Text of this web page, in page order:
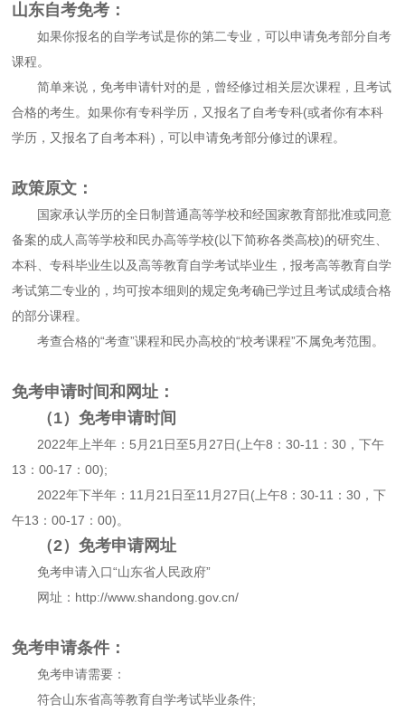
山东自考免考：
如果你报名的自学考试是你的第二专业，可以申请免考部分自考
课程。
简单来说，免考申请针对的是，曾经修过相关层次课程，且考试
合格的考生。如果你有专科学历，又报名了自考专科(或者你有本科
学历，又报名了自考本科)，可以申请免考部分修过的课程。
政策原文：
国家承认学历的全日制普通高等学校和经国家教育部批准或同意
备案的成人高等学校和民办高等学校(以下简称各类高校)的研究生、
本科、专科毕业生以及高等教育自学考试毕业生，报考高等教育自学
考试第二专业的，均可按本细则的规定免考确已学过且考试成绩合格
的部分课程。
考查合格的“考查”课程和民办高校的“校考课程”不属免考范围。
免考申请时间和网址：
（1）免考申请时间
2022年上半年：5月21日至5月27日(上午8：30-11：30，下午
13：00-17：00);
2022年下半年：11月21日至11月27日(上午8：30-11：30，下
午13：00-17：00)。
（2）免考申请网址
免考申请入口“山东省人民政府”
网址：http://www.shandong.gov.cn/
免考申请条件：
免考申请需要：
符合山东省高等教育自学考试毕业条件;